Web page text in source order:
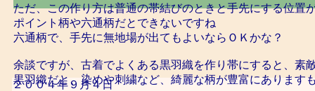
２００４年９月４日
ただ、この作り方は普通の帯結びのときと手先にする位置
ポイント柄や六通柄だとできないですね
六通柄で、手先に無地場が出てもよいならＯＫかな？
余談ですが、古着でよくある黒羽織を作り帯にすると、素
黒羽織だと、染めや刺繍など、綺麗な柄が豊富にあります